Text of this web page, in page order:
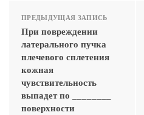
ПРЕДЫДУЩАЯ ЗАПИСЬ
При повреждении
латерального пучка
плечевого сплетения
кожная
чувствительность
выпадет по ________
поверхности